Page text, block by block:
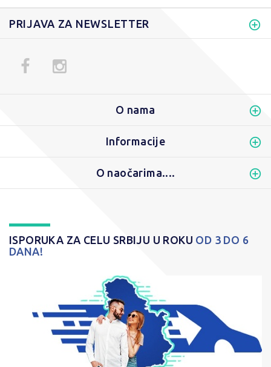
PRIJAVA ZA NEWSLETTER
O nama
Informacije
O naočarima....
ISPORUKA ZA CELU SRBIJU U ROKU OD 3 DO 6
DANA!